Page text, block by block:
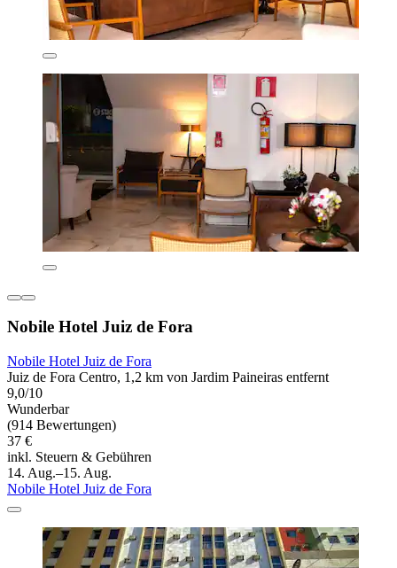
Nobile Hotel Juiz de Fora
Nobile Hotel Juiz de Fora
Juiz de Fora Centro, 1,2 km von Jardim Paineiras entfernt
9,0/10
Wunderbar
(914 Bewertungen)
37 €
inkl. Steuern & Gebühren
14. Aug.–15. Aug.
Nobile Hotel Juiz de Fora